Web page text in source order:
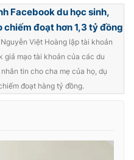
Facebook du học sinh,
chiếm đoạt hơn 1,3 tỷ đồng
Việt Hoàng lập tài khoản
giả mạo tài khoản của các du
tin cho cha mẹ của họ, dụ
đoạt hàng tỷ đồng.